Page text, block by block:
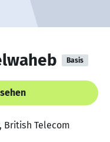
Basis
British Telecom